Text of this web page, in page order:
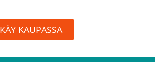
KÄY KAUPASSA